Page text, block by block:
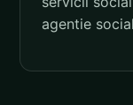
agentie